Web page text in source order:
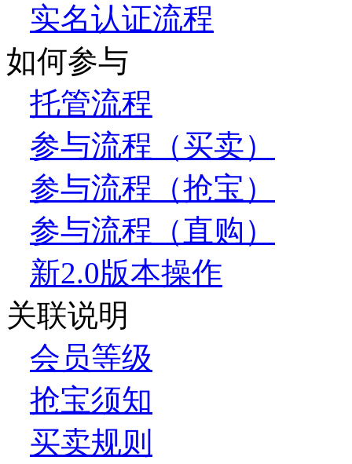
实名认证流程
如何参与
托管流程
参与流程（买卖）
参与流程（抢宝）
参与流程（直购）
新2.0版本操作
关联说明
会员等级
抢宝须知
买卖规则